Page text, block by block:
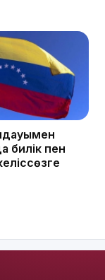
билік пен